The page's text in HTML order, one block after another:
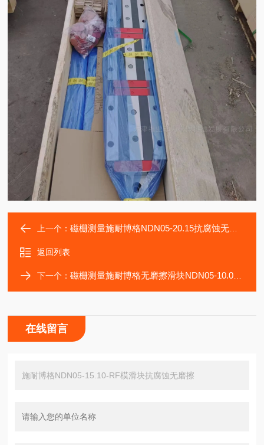
上一个：磁栅测量施耐博格NDN05-20.15抗腐蚀无磨擦直线滑块
返回列表
下一个：磁栅测量施耐博格无磨擦滑块NDN05-10.05-RF抗腐蚀
在线留言